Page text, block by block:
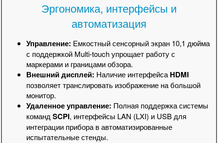
Эргономика, интерфейсы и
автоматизация
Управление: Емкостный сенсорный экран 10,1 дюйма
с поддержкой Multi-touch упрощает работу с
маркерами и границами обзора.
Внешний дисплей: Наличие интерфейса HDMI
позволяет транслировать изображение на большой
монитор.
Удаленное управление: Полная поддержка системы
команд SCPI, интерфейсы LAN (LXI) и USB для
интеграции прибора в автоматизированные
испытательные стенды.